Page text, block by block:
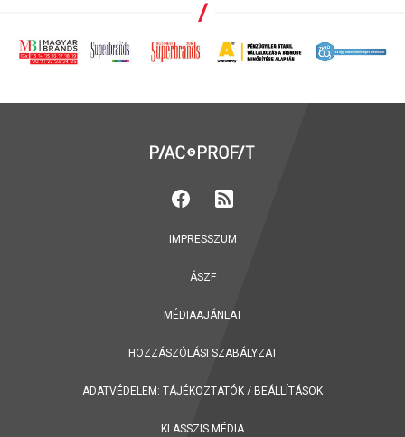
IMPRESSZUM
ÁSZF
MÉDIAAJÁNLAT
HOZZÁSZÓLÁSI SZABÁLYZAT
ADATVÉDELEM: TÁJÉKOZTATÓK / BEÁLLÍTÁSOK
KLASSZIS MÉDIA